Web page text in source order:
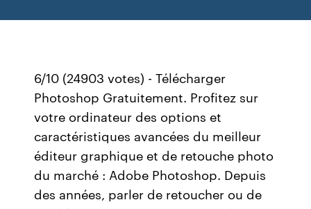
6/10 (24903 votes) - Télécharger
Photoshop Gratuitement. Profitez sur
votre ordinateur des options et
caractéristiques avancées du meilleur
éditeur graphique et de retouche photo
du marché : Adobe Photoshop. Depuis
des années, parler de retoucher ou de